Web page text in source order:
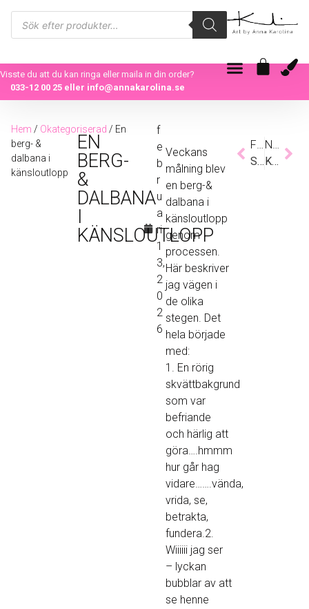
Visste du att du kan ringa eller maila in din order?
033-12 00 25eller info@annakarolina.se
Hem / Okategoriserad / En
berg- &
dalbana i
känsloutlopp
EN
BERG-
&
DALBANA
KÄNSLOUTLOPP
f
e
b
r
u
a
ri
1
3,
2
0
2
6
Veckans
målning blev
en berg-&
dalbana i
känsloutlopp
genom
processen.
Här beskriver
jag vägen i
de olika
stegen. Det
hela började
med:
1. En rörig
skvättbakgrund
som var
befriande
och härlig att
göra….hmmm
hur går hag
vidare…….vända,
vrida, se,
betrakta,
fundera.2.
Wiiiiii jag ser
– lyckan
bubblar av att
se henne
Föregående
Så hur gick det?
Nästa
Karlhovsskolan, blommor & måleri